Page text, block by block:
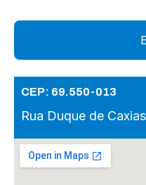
CEP: 69.550-013
Rua Duque de